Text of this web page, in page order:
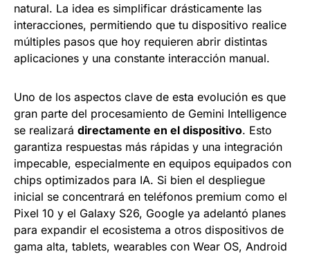
natural. La idea es simplificar drásticamente las
interacciones, permitiendo que tu dispositivo realice
múltiples pasos que hoy requieren abrir distintas
aplicaciones y una constante interacción manual.
Uno de los aspectos clave de esta evolución es que
gran parte del procesamiento de Gemini Intelligence
se realizará directamente en el dispositivo. Esto
garantiza respuestas más rápidas y una integración
impecable, especialmente en equipos equipados con
chips optimizados para IA. Si bien el despliegue
inicial se concentrará en teléfonos premium como el
Pixel 10 y el Galaxy S26, Google ya adelantó planes
para expandir el ecosistema a otros dispositivos de
gama alta, tablets, wearables con Wear OS, Android